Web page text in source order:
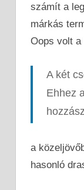
számít a
márkás
Oops volt a
A két
Ehhez
a
hasonló